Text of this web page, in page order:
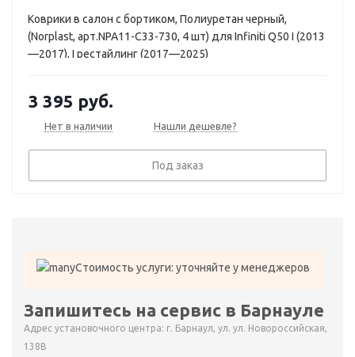
Коврики в салон с бортиком, Полиуретан черный,
(Norplast, арт.NPA11-C33-730, 4 шт) для Infiniti Q50 I (2013
—2017), I рестайлинг (2017—2025)
3 395 руб.
Нет в наличии Нашли дешевле?
Под заказ
Стоимость услуги: уточняйте у менеджеров
Запишитесь на сервис в Барнауле
Адрес установочного центра: г. Барнаул, ул. ул. Новороссийская,
138В